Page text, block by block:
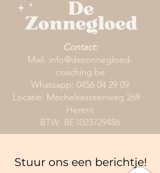
Contact:
Mail: info@dezonnegloed-
coaching.be
Whatsapp: 0456 04 29 09
Locatie: Mechelsesteenweg 269 -
Herent
BTW: BE1023729486
Stuur ons een berichtje!